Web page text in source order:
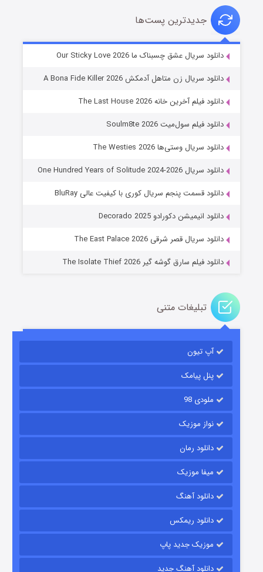
شوهر
عملیات آپارتمان
قسمت۲ (زیرنویس) منتشر شد
قسمت
جدیدترین پست‌ها
دانلود سریال عشق چسبناک ما Our Sticky Love 2026
دانلود سریال زن متاهل آدمکش A Bona Fide Killer 2026
دانلود فیلم آخرین خانه The Last House 2026
دانلود فیلم سول‌میت Soulm8te 2026
دانلود سریال وستی‌ها The Westies 2026
دانلود سریال One Hundred Years of Solitude 2024-2026
دانلود قسمت پنجم سریال کوری با کیفیت عالی BluRay
دانلود انیمیشن دکورادو Decorado 2025
دانلود سریال قصر شرقی The East Palace 2026
دانلود فیلم سارق گوشه گیر The Isolate Thief 2026
تبلیغات متنی
آپ تیون
پنل پیامک
ملودی 98
نواز موزیک
دانلود رمان
میفا موزیک
دانلود آهنگ
دانلود ریمکس
موزیک جدید پاپ
دانلود آهنگ جدید